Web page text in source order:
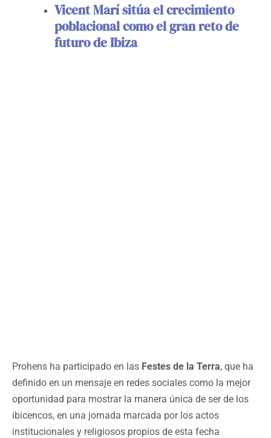
Vicent Marí sitúa el crecimiento
poblacional como el gran reto de
futuro de Ibiza
Prohens ha participado en las Festes de la Terra, que ha
definido en un mensaje en redes sociales como la mejor
oportunidad para mostrar la manera única de ser de los
ibicencos, en una jornada marcada por los actos
institucionales y religiosos propios de esta fecha